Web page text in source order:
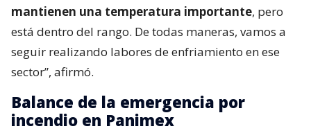
mantienen una temperatura importante, pero
está dentro del rango. De todas maneras, vamos a
seguir realizando labores de enfriamiento en ese
sector”, afirmó.
Balance de la emergencia por
incendio en Panimex